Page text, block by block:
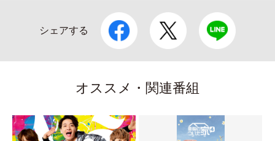
シェアする
オススメ・関連番組